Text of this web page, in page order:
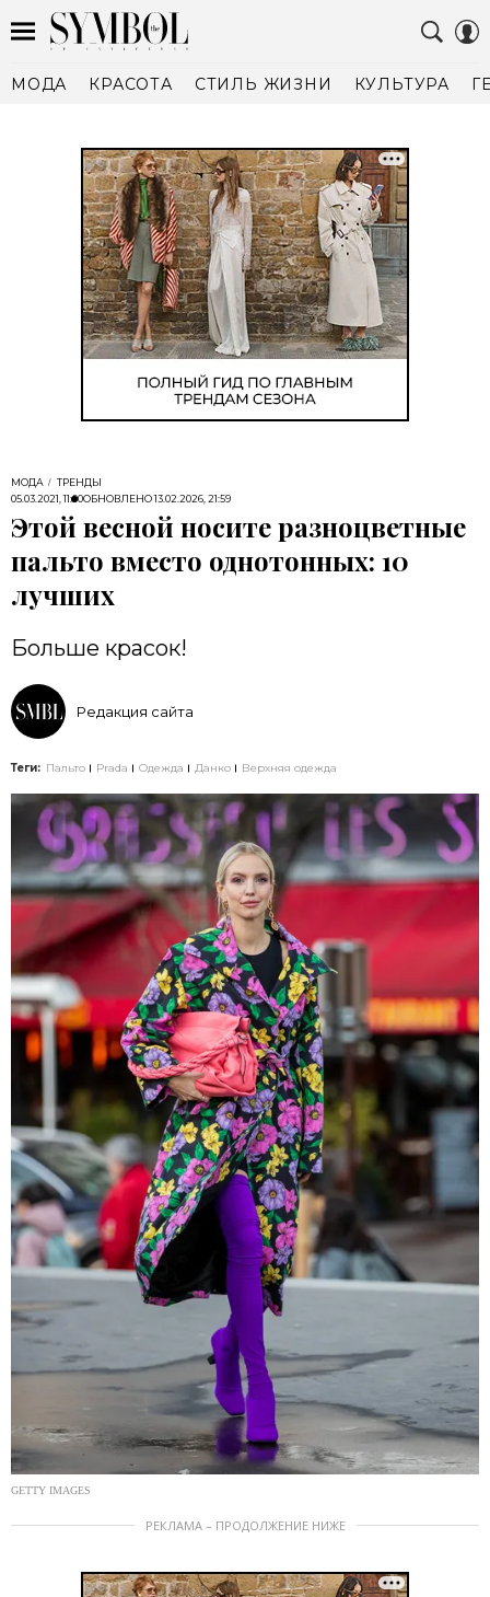
МОДА КРАСОТА СТИЛЬ ЖИЗНИ КУЛЬТУРА
МОДА
ТРЕНДЫ
05.03.2021, 11:00ОБНОВЛЕНО13.02.2026, 21:59
Этой весной носите разноцветные
пальто вместо однотонных: 10
лучших
Больше красок!
Редакция сайта
Теги: Пальто Prada Одежда Данко Верхняя одежда
GETTY IMAGES
РЕКЛАМА – ПРОДОЛЖЕНИЕ НИЖЕ